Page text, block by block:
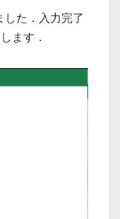
した．入力完了
ます．